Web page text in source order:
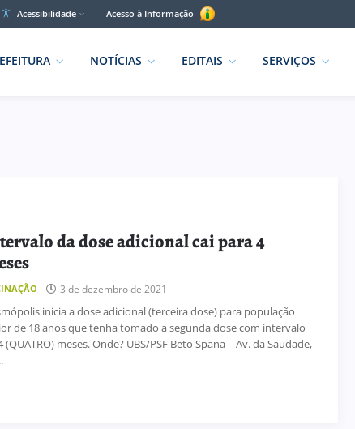
Acessibilidade Acesso à Informação
NOTÍCIAS EDITAIS SERVIÇOS
da dose adicional cai para 4
3 de dezembro de 2021
inicia a dose adicional (terceira dose) para população
de 18 anos que tenha tomado a segunda dose com intervalo
(QUATRO) meses. Onde? UBS/PSF Beto Spana – Av. da Saudade,